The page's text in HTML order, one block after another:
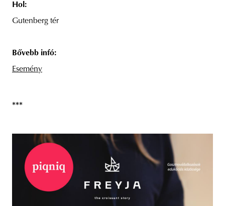
Hol:
Gutenberg tér
Bővebb infó:
Esemény
***